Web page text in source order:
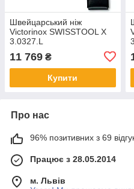
Швейцарський ніж
Victorinox SWISSTOOL X
3.0327.L
11 769 ₴
Купити
Про нас
96% позитивних з 69
Працює з 28.05.2014
м. Львів